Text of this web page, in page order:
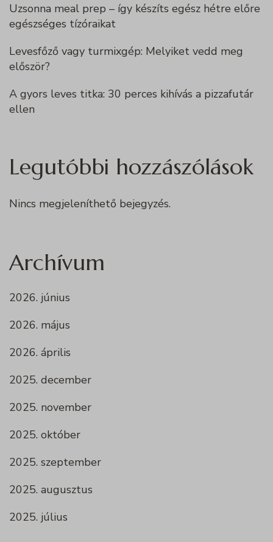
Uzsonna meal prep – így készíts egész hétre előre
egészséges tízóraikat
Levesfőző vagy turmixgép: Melyiket vedd meg
először?
A gyors leves titka: 30 perces kihívás a pizzafutár
ellen
Legutóbbi hozzászólások
Nincs megjeleníthető bejegyzés.
Archívum
2026. június
2026. május
2026. április
2025. december
2025. november
2025. október
2025. szeptember
2025. augusztus
2025. július